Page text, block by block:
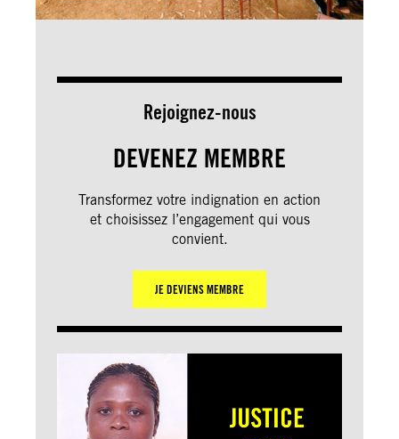
Rejoignez-nous
DEVENEZ MEMBRE
Transformez votre indignation en action
et choisissez l’engagement qui vous
convient.
JE DEVIENS MEMBRE